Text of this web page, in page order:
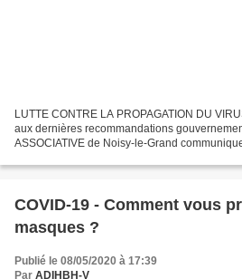
LUTTE CONTRE LA PROPAGATION DU
aux dernières recommandations
ASSOCIATIVE de Noisy-le-Grand
COVID-19 - Comment vous
masques ?
Publié le 08/05/2020 à 17:39
Par ADIHBH-V